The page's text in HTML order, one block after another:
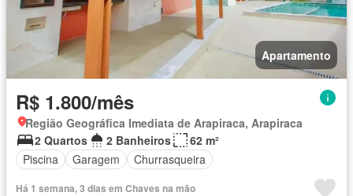
Apartamento
R$ 1.800/mês
Região Geográfica Imediata de Arapiraca, Arapiraca
2 Quartos
2 Banheiros
62 m²
Piscina
Garagem Churrasqueira
Há 1 semana, 3 dias em Chaves na mão